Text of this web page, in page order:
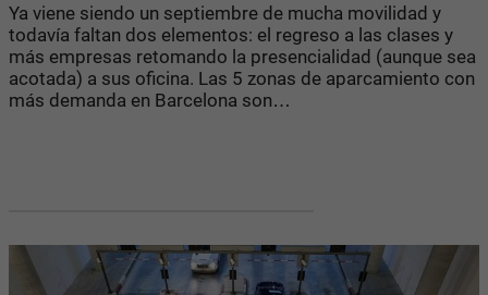
Ya viene siendo un septiembre de mucha movilidad y
todavía faltan dos elementos: el regreso a las clases y
más empresas retomando la presencialidad (aunque sea
acotada) a sus oficina. Las 5 zonas de aparcamiento con
más demanda en Barcelona son…